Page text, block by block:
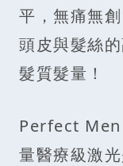
平，無痛無
頭皮與髮絲
髮質髮量！
Perfect Men
量醫療級激